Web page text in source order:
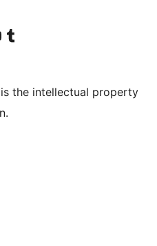
TikTok paskyroje
YouTube channel
Apsilankykite mūsų Tumblr paskyroje
the intellectual property